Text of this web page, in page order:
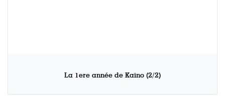
La 1ere année de Kaino (2/2)